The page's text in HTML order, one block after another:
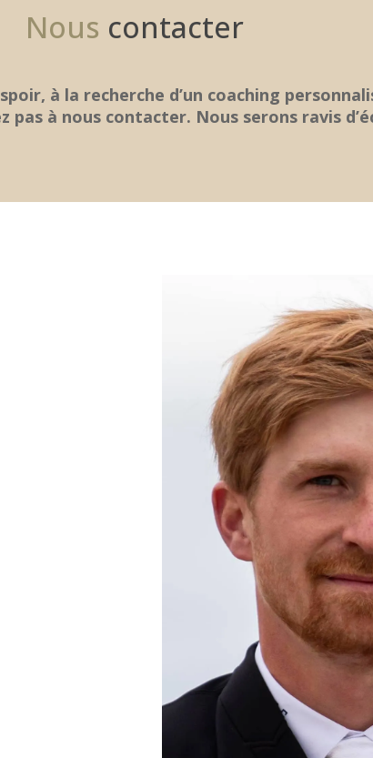
Nous contacter
à la recherche d’un coaching
pas à nous contacter. Nous serons ravis